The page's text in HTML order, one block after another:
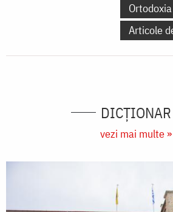
Articole
DICŢIONAR
vezi mai multe »